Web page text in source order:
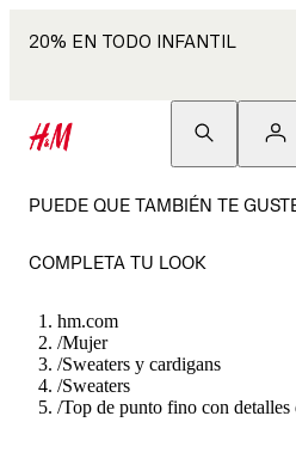
20% EN TODO INFANTIL
PUEDE QUE TAMBIÉN TE
COMPLETA TU LOOK
hm.com
/Mujer
/Sweaters y cardigans
/Sweaters
/Top de punto fino con detalles